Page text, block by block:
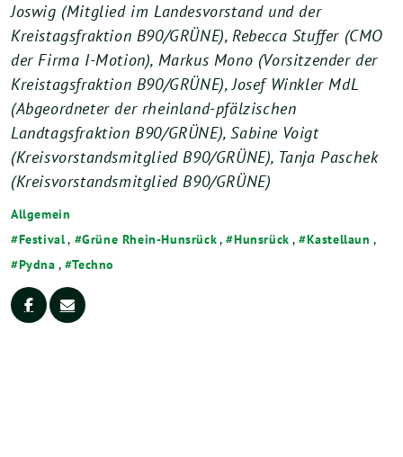
Joswig (Mitglied im Landesvorstand und der
Kreistagsfraktion B90/GRÜNE), Rebecca Stuffer (CMO
der Firma I-Motion), Markus Mono (Vorsitzender der
Kreistagsfraktion B90/GRÜNE), Josef Winkler MdL
(Abgeordneter der rheinland-pfälzischen
Landtagsfraktion B90/GRÜNE), Sabine Voigt
(Kreisvorstandsmitglied B90/GRÜNE), Tanja Paschek
(Kreisvorstandsmitglied B90/GRÜNE)
Allgemein
Festival, Grüne Rhein-Hunsrück, Hunsrück , Kastellaun ,
Pydna , Techno